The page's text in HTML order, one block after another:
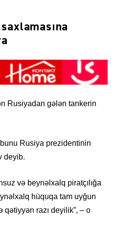
Rusiyadan gələn tankerin
Rusiya prezidentinin
deyib.
və beynəlxalq piratçılığa
hüquqa tam uyğun
razı deyilik”, – o